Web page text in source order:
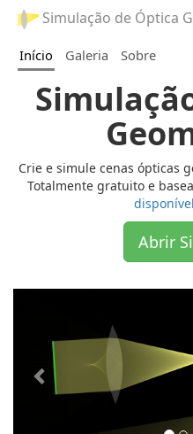
Simulação de Óptica
Início Galeria Sobre
Crie e simule cenas ópticas
Totalmente gratuito e
Abrir